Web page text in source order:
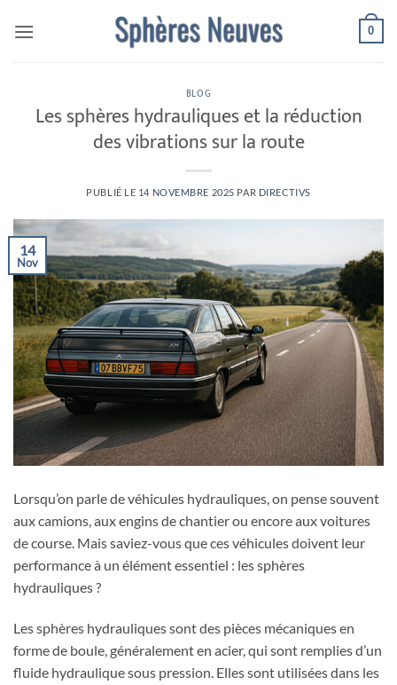
0
BLOG
Les sphères hydrauliques et la réduction
des vibrations sur la route
PUBLIÉ LE 14 NOVEMBRE 2025 PAR DIRECTIVS
14
Nov
Lorsqu’on parle de véhicules hydrauliques, on pense souvent
aux camions, aux engins de chantier ou encore aux voitures
de course. Mais saviez-vous que ces véhicules doivent leur
performance à un élément essentiel : les sphères
hydrauliques ?
Les sphères hydrauliques sont des pièces mécaniques en
forme de boule, généralement en acier, qui sont remplies d’un
fluide hydraulique sous pression. Elles sont utilisées dans les